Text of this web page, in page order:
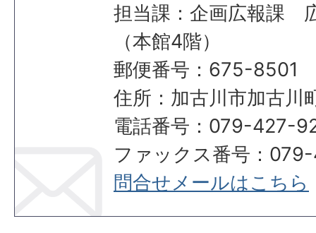
担当課：企画広報課
（本館4階）
郵便番号：675-8501
住所：加古川市加古川
電話番号：079-427-
ファックス番号：
問合せメールはこちら